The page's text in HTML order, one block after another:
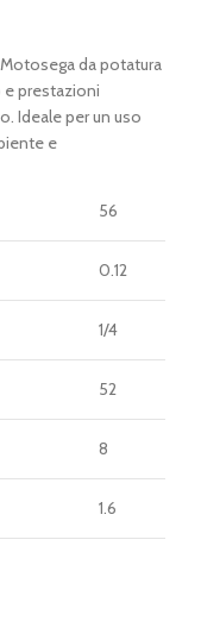
Motosega da potatura
prestazioni
Ideale per un uso
e
56
0.12
1/4
52
8
1.6